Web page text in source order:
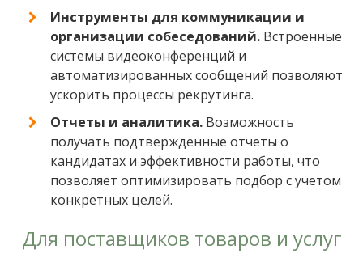
Инструменты для коммуникации и
организации собеседований. Встроенные
системы видеоконференций и
автоматизированных сообщений позволяют
ускорить процессы рекрутинга.
Отчеты и аналитика. Возможность
получать подтвержденные отчеты о
кандидатах и эффективности работы, что
позволяет оптимизировать подбор с учетом
конкретных целей.
Для поставщиков товаров и услуг